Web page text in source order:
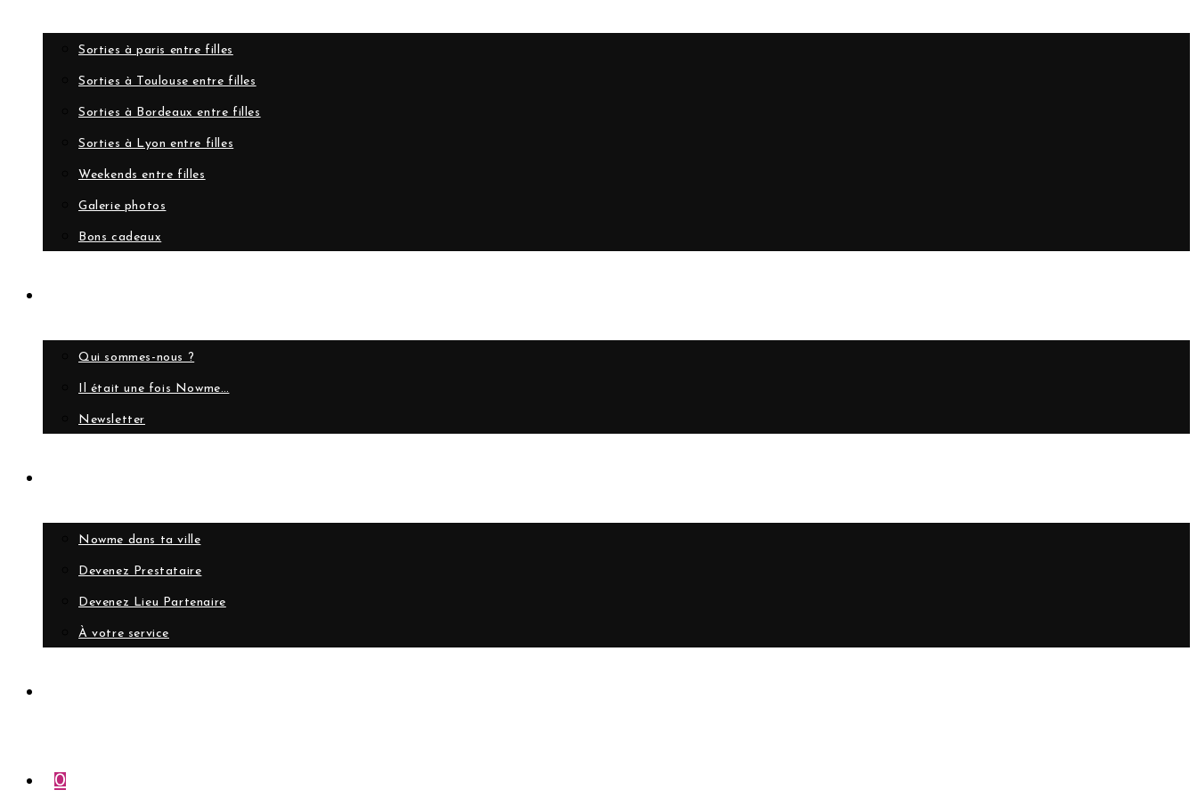
Sorties à paris entre filles
Sorties à Toulouse entre filles
Sorties à Bordeaux entre filles
Sorties à Lyon entre filles
Weekends entre filles
Galerie photos
Bons cadeaux
Qui sommes-nous ?
Il était une fois Nowme…
Newsletter
Nowme dans ta ville
Devenez Prestataire
Devenez Lieu Partenaire
À votre service
0